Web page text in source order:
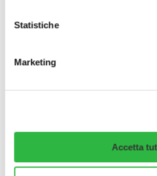
Statistiche
Marketing
Accetta
bagno turco, attività
lampade solari ed
massaggiare la zona
per le prime 24 ore,
Prezzo:400€ per il
superiore del viso,
trattamento del